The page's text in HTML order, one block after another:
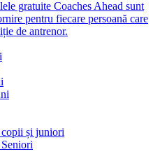
gratuite Coaches Ahead sunt
pentru fiecare persoană care
de antrenor.
și juniori